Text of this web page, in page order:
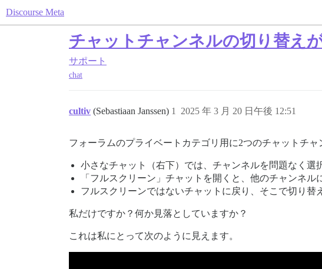
Discourse Meta
チャットチャンネルの切り替え
サポート
chat
cultiv (Sebastiaan Janssen) 2025 年 3 月 20 日午後 12:51
1
フォーラムのプライベートカテゴリ用に2つのチャットチャ
小さなチャット（右下）では、チャンネルを問題なく選
「フルスクリーン」チャットを開くと、他のチャンネ
フルスクリーンではないチャットに戻り、そこで切り替
私だけですか？何か見落としていますか？
これは私にとって次のように見えます。